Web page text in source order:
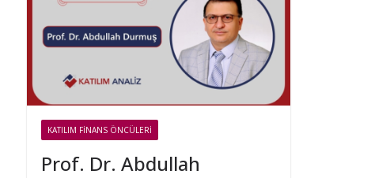
KATILIM FINANS ÖNCÜLERI
Prof. Dr. Abdullah